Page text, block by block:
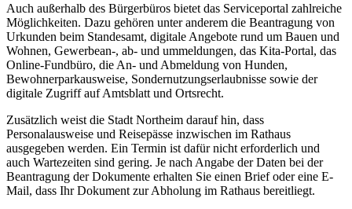
Auch außerhalb des Bürgerbüros bietet das Serviceportal zahlreiche
Möglichkeiten. Dazu gehören unter anderem die Beantragung von
Urkunden beim Standesamt, digitale Angebote rund um Bauen und
Wohnen, Gewerbean-, ab- und ummeldungen, das Kita-Portal, das
Online-Fundbüro, die An- und Abmeldung von Hunden,
Bewohnerparkausweise, Sondernutzungserlaubnisse sowie der
digitale Zugriff auf Amtsblatt und Ortsrecht.
Zusätzlich weist die Stadt Northeim darauf hin, dass
Personalausweise und Reisepässe inzwischen im Rathaus
ausgegeben werden. Ein Termin ist dafür nicht erforderlich und
auch Wartezeiten sind gering. Je nach Angabe der Daten bei der
Beantragung der Dokumente erhalten Sie einen Brief oder eine E-
Mail, dass Ihr Dokument zur Abholung im Rathaus bereitliegt.